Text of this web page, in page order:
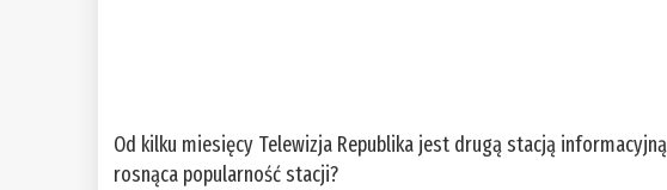
Od kilku miesięcy Telewizja Republika jest drugą stacją
rosnąca popularność stacji?